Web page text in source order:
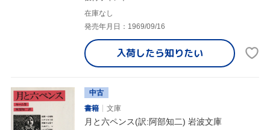
在庫なし
発売年月日：1969/09/16
入荷したら知りたい
中古
書籍
文庫
月と六ペンス(訳:阿部知二) 岩波文庫